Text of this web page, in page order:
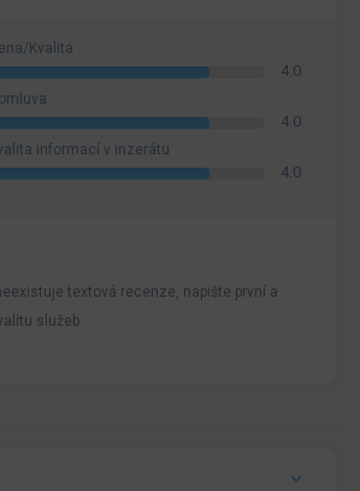
Kvalita
4.0
4.0
informací v inzerátu
4.0
textová recenze, napište první a
služeb.